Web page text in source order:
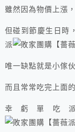
雖然因為物價上漲
但碰到節慶生日時
派
唯一缺點就是小傢
而且常常吃完上面
幸虧單吃